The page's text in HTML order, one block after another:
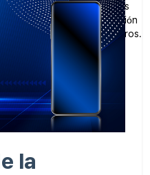
públicas, presentamos
la fuga de información
a aplicaciones de terceros.
la